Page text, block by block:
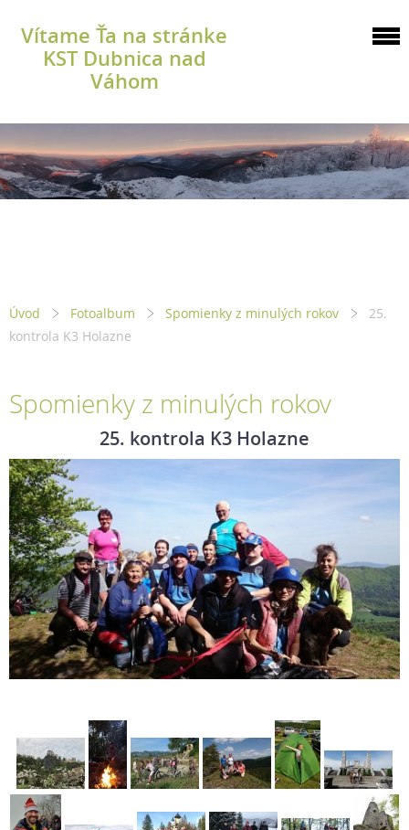
Vítame Ťa na stránke
KST Dubnica nad
Váhom
Úvod Fotoalbum Spomienky z minulých rokov
25.
kontrola K3 Holazne
Spomienky z minulých rokov
25. kontrola K3 Holazne